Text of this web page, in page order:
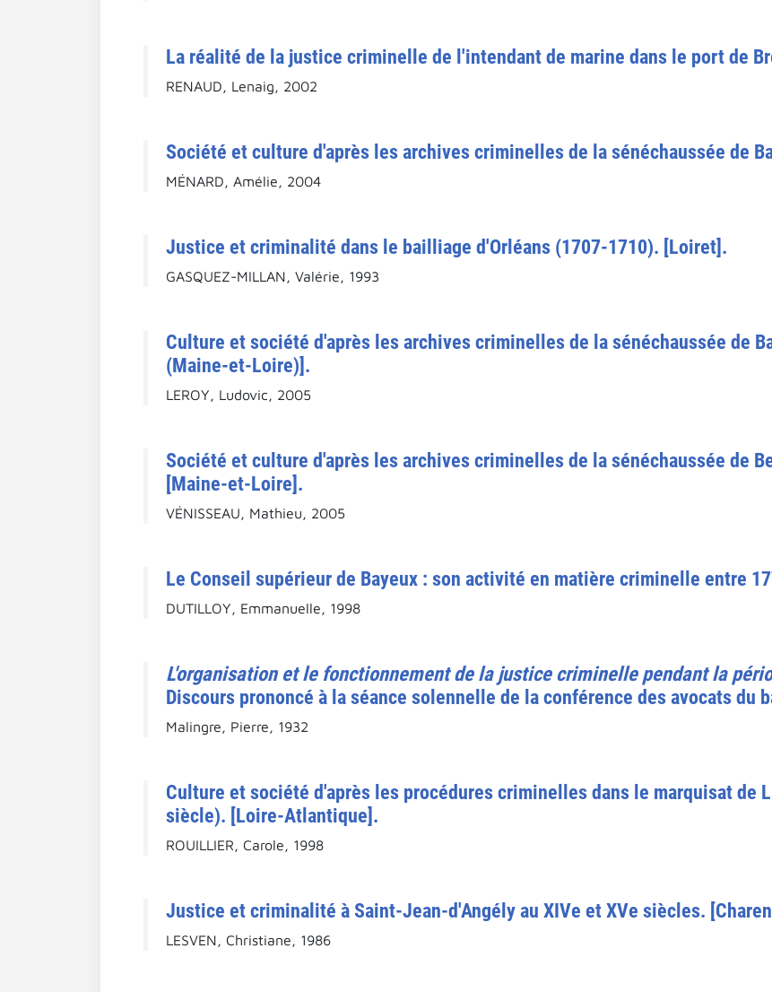
La réalité de la justice criminelle de l'intendant de marine dans le port de
RENAUD, Lenaig, 2002
Société et culture d'après les archives criminelles de la sénéchaussée de
MÉNARD, Amélie, 2004
Justice et criminalité dans le bailliage d'Orléans (1707-1710). [Loiret].
GASQUEZ-MILLAN, Valérie, 1993
Culture et société d'après les archives criminelles de la sénéchaussée de
(Maine-et-Loire)].
LEROY, Ludovic, 2005
Société et culture d'après les archives criminelles de la sénéchaussée de
[Maine-et-Loire].
VÉNISSEAU, Mathieu, 2005
Le Conseil supérieur de Bayeux : son activité en matière criminelle entre
DUTILLOY, Emmanuelle, 1998
L'organisation et le fonctionnement de la justice criminelle pendant la
Discours prononcé à la séance solennelle de la conférence des avocats du
Malingre, Pierre, 1932
Culture et société d'après les procédures criminelles dans le marquisat de
siècle). [Loire-Atlantique].
ROUILLIER, Carole, 1998
Justice et criminalité à Saint-Jean-d'Angély au XIVe et XVe siècles.
LESVEN, Christiane, 1986